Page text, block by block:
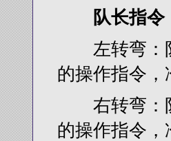
队长指令
左转弯：队
的操作指令
右转弯：队
的操作指令